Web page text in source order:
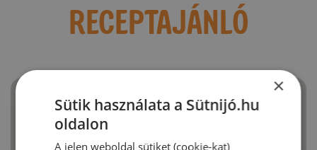
RECEPTAJÁNLÓ
×
Sütik használata a Sütnijó.hu
oldalon
A jelen weboldal sütiket (cookie-kat)